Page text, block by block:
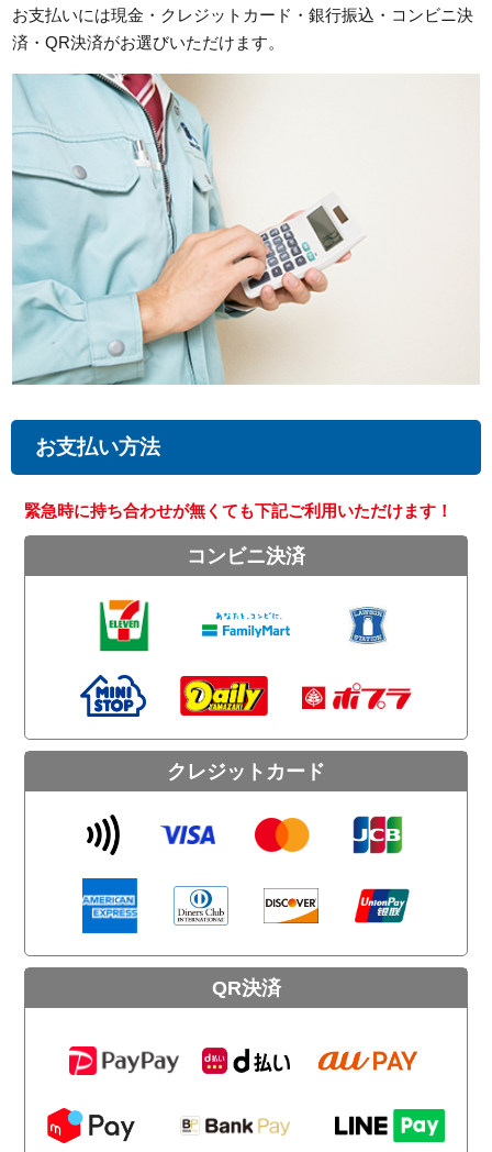
お支払いには現金・クレジットカード・銀行振込・コンビニ決
済・QR決済がお選びいただけます。
お支払い方法
緊急時に持ち合わせが無くても下記ご利用いただけます！
コンビニ決済
クレジットカード
QR決済